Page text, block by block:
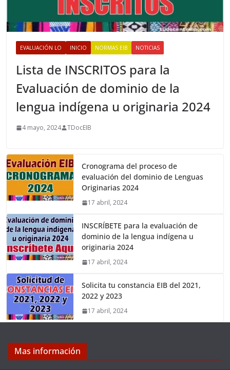
EVALUACIÓN LO INICIO NORMAS EIB NOTICIAS
Lista de INSCRITOS para la
Evaluación de dominio de la
lengua indígena u originaria 2024
4 mayo, 2024 TDocEIB
Cronograma del proceso de
evaluación del dominio de Lenguas
Originarias 2024
17 abril, 2024
INSCRÍBETE para la evaluación de
dominio de la lengua indígena u
originaria 2024
17 abril, 2024
Solicita tu constancia EIB del 2021,
2022 y 2023
17 abril, 2024
Mas información